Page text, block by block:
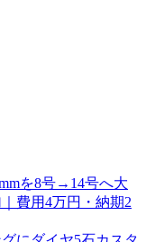
を8号→14号へ大
費用4万円・納期2